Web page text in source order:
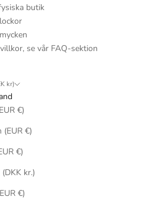
butik
se vår FAQ-sektion
kr)
€)
(EUR €)
€)
kr.)
€)